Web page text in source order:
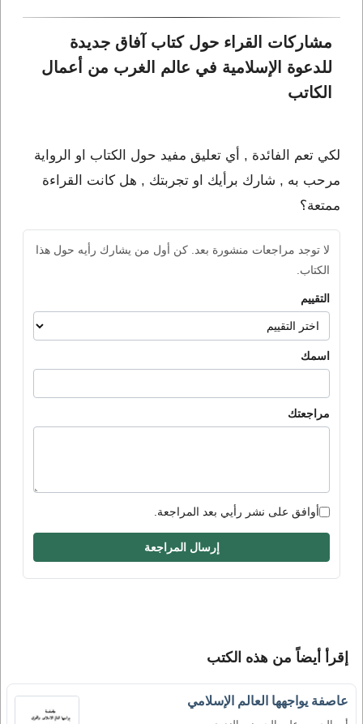
مشاركات القراء حول كتاب آفاق جديدة
للدعوة الإسلامية في عالم الغرب من أعمال
الكاتب
لكي تعم الفائدة , أي تعليق مفيد حول الكتاب او الرواية
مرحب به , شارك برأيك او تجربتك , هل كانت القراءة
ممتعة؟
لا توجد مراجعات منشورة بعد. كن أول من يشارك رأيه حول هذا
الكتاب.
التقييم
اسمك
مراجعتك
أوافق على نشر رأيي بعد المراجعة.
إرسال المراجعة
إقرأ أيضاً من هذه الكتب
عاصفة يواجهها العالم الإسلامي